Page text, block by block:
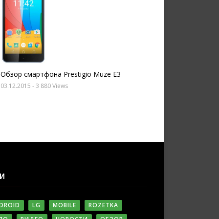
Обзор смартфона Prestigio Muze E3
03.12.2015 - 3 880 Views
LG MOBILE
ROZETKA